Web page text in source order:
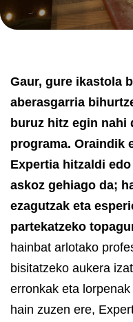
Gaur, gure ikastola
aberasgarria
buruz hitz egin nahi
programa. Oraindik
Expertia hitzaldi
askoz gehiago da;
ezagutzak eta
partekatzeko
hainbat arlotako
bisitatzeko aukera
erronkak eta
hain zuzen ere,